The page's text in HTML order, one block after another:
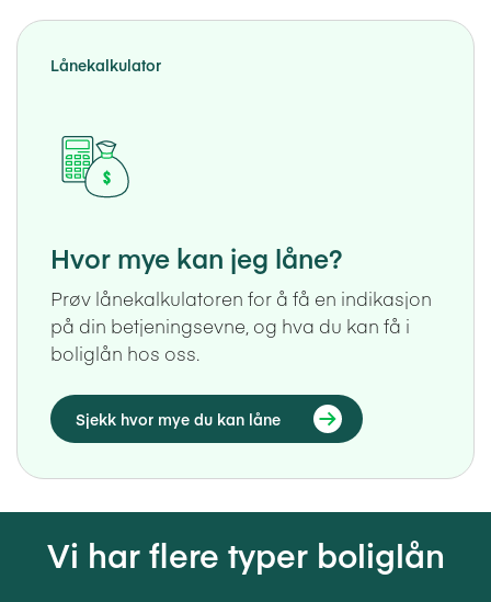
Lånekalkulator
Hvor mye kan jeg låne?
Prøv lånekalkulatoren for å få en indikasjon
på din betjeningsevne, og hva du kan få i
boliglån hos oss.
Sjekk hvor mye du kan låne
Vi har flere typer boliglån